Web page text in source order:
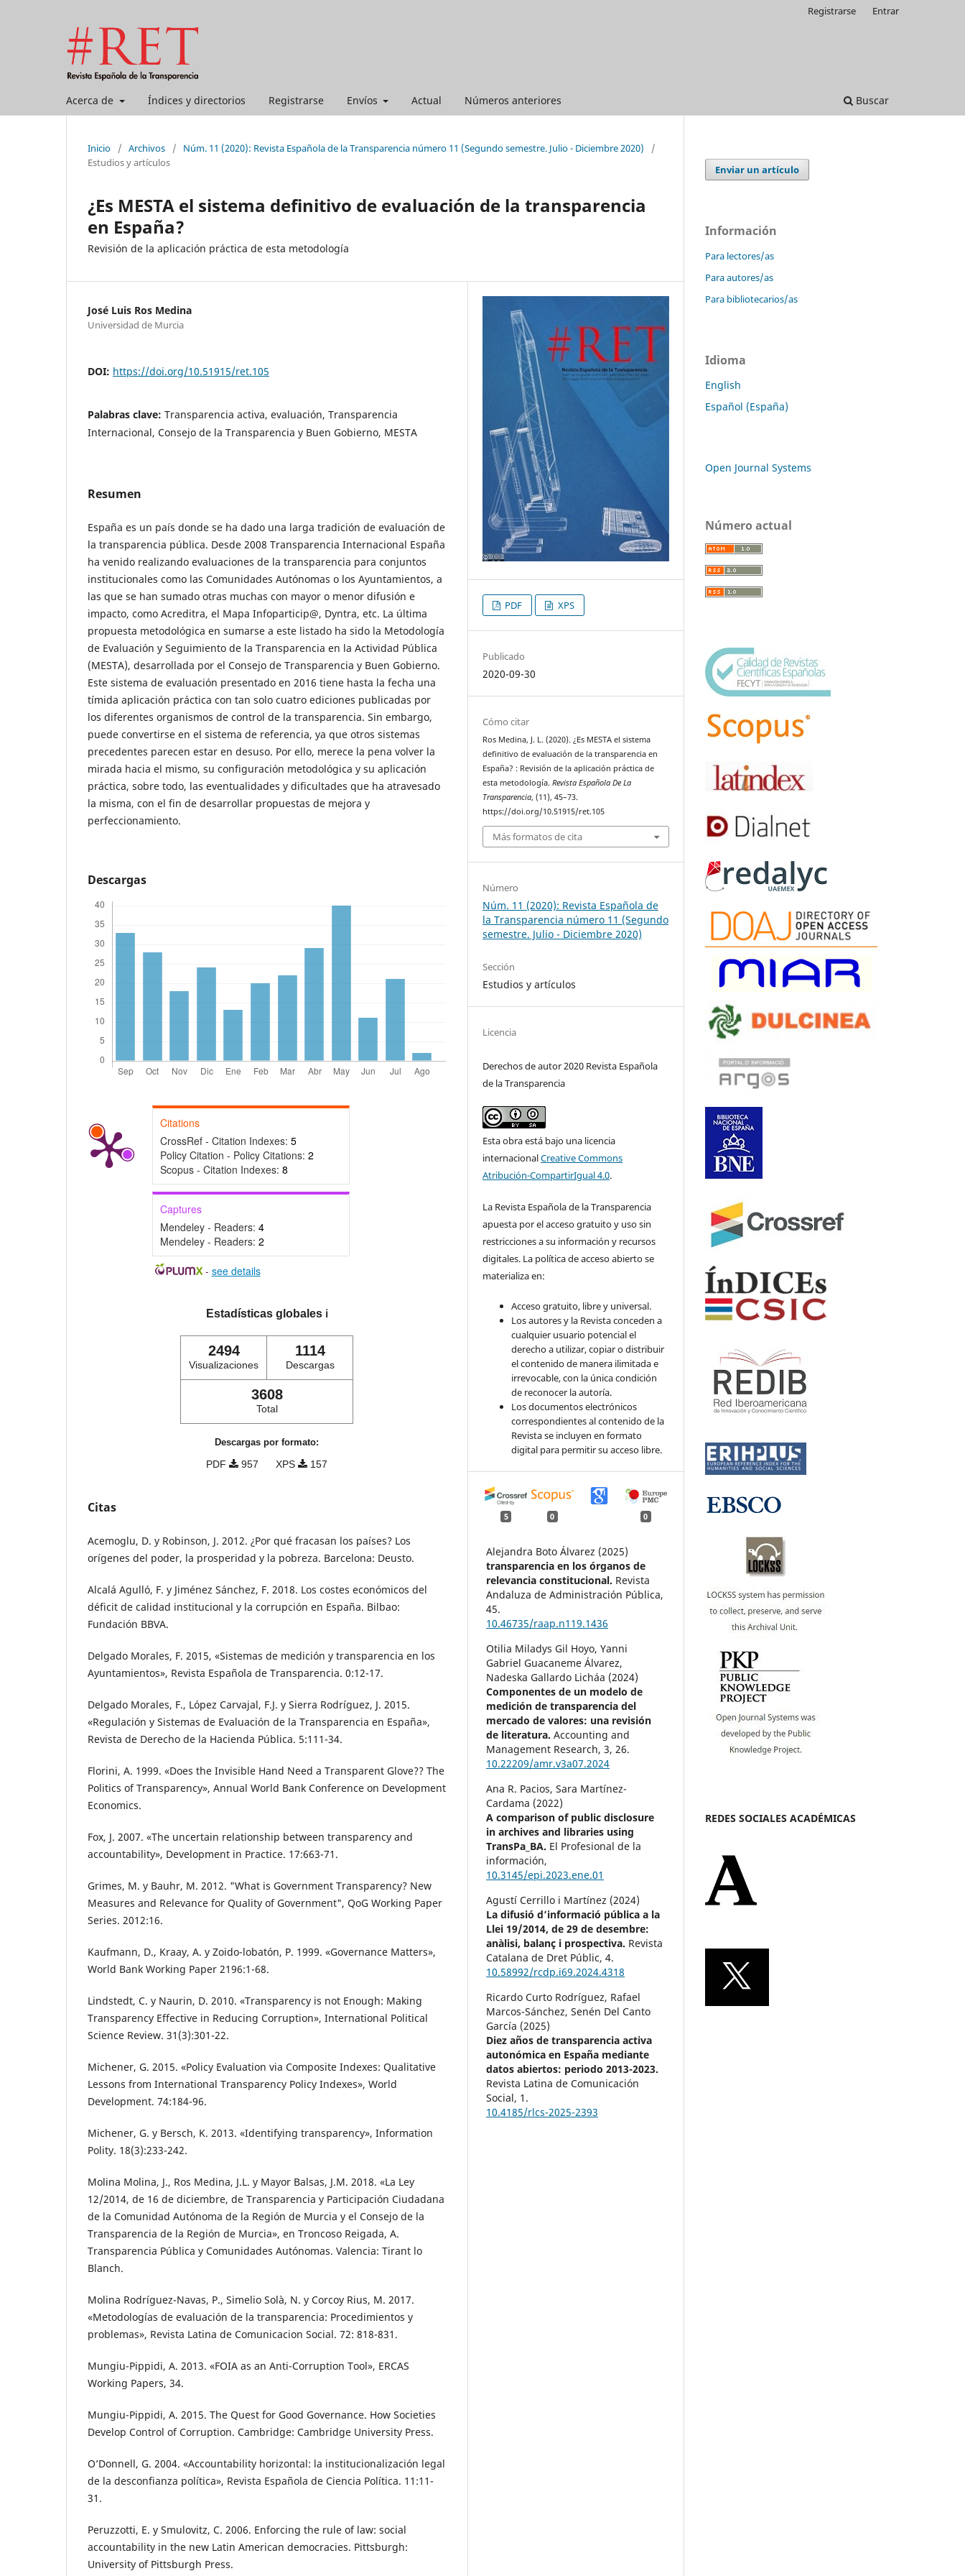
Acerca de Índices y directorios Registrarse Envíos Actual Números anteriores Buscar
Registrarse Entrar
Inicio / Archivos / Núm. 11 (2020): Revista Española de la Transparencia número 11 (Segundo semestre. Julio - Diciembre 2020)
/
Estudios y artículos
¿Es MESTA el sistema definitivo de evaluación de la transparencia
en España?
Revisión de la aplicación práctica de esta metodología
José Luis Ros Medina
Universidad de Murcia
DOI: https://doi.org/10.51915/ret.105
Palabras clave: Transparencia activa, evaluación, Transparencia
Internacional, Consejo de la Transparencia y Buen Gobierno, MESTA
Resumen
España es un país donde se ha dado una larga tradición de evaluación de
la transparencia pública. Desde 2008 Transparencia Internacional España
ha venido realizando evaluaciones de la transparencia para conjuntos
institucionales como las Comunidades Autónomas o los Ayuntamientos, a
las que se han sumado otras muchas con mayor o menor difusión e
impacto, como Acreditra, el Mapa Infoparticip@, Dyntra, etc. La última
propuesta metodológica en sumarse a este listado ha sido la Metodología
de Evaluación y Seguimiento de la Transparencia en la Actividad Pública
(MESTA), desarrollada por el Consejo de Transparencia y Buen Gobierno.
Este sistema de evaluación presentado en 2016 tiene hasta la fecha una
tímida aplicación práctica con tan solo cuatro ediciones publicadas por
los diferentes organismos de control de la transparencia. Sin embargo,
puede convertirse en el sistema de referencia, ya que otros sistemas
precedentes parecen estar en desuso. Por ello, merece la pena volver la
mirada hacia el mismo, su configuración metodológica y su aplicación
práctica, sobre todo, las eventualidades y dificultades que ha atravesado
la misma, con el fin de desarrollar propuestas de mejora y
perfeccionamiento.
Descargas
Citations
CrossRef - Citation Indexes: 5
Policy Citation - Policy Citations: 2
Scopus - Citation Indexes: 8
Captures
Mendeley - Readers: 4
Mendeley - Readers: 2
- see details
Estadísticas globales ℹ️
2494
Visualizaciones
1114
Descargas
3608
Total
Descargas por formato:
PDF 957 XPS 157
Citas
Acemoglu, D. y Robinson, J. 2012. ¿Por qué fracasan los países? Los
orígenes del poder, la prosperidad y la pobreza. Barcelona: Deusto.
Alcalá Agulló, F. y Jiménez Sánchez, F. 2018. Los costes económicos del
déficit de calidad institucional y la corrupción en España. Bilbao:
Fundación BBVA.
Delgado Morales, F. 2015, «Sistemas de medición y transparencia en los
Ayuntamientos», Revista Española de Transparencia. 0:12-17.
Delgado Morales, F., López Carvajal, F.J. y Sierra Rodríguez, J. 2015.
«Regulación y Sistemas de Evaluación de la Transparencia en España»,
Revista de Derecho de la Hacienda Pública. 5:111-34.
Florini, A. 1999. «Does the Invisible Hand Need a Transparent Glove?? The
Politics of Transparency», Annual World Bank Conference on Development
Economics.
Fox, J. 2007. «The uncertain relationship between transparency and
accountability», Development in Practice. 17:663-71.
Grimes, M. y Bauhr, M. 2012. "What is Government Transparency? New
Measures and Relevance for Quality of Government", QoG Working Paper
Series. 2012:16.
Kaufmann, D., Kraay, A. y Zoido-lobatón, P. 1999. «Governance Matters»,
World Bank Working Paper 2196:1-68.
Lindstedt, C. y Naurin, D. 2010. «Transparency is not Enough: Making
Transparency Effective in Reducing Corruption», International Political
Science Review. 31(3):301-22.
Michener, G. 2015. «Policy Evaluation via Composite Indexes: Qualitative
Lessons from International Transparency Policy Indexes», World
Development. 74:184-96.
Michener, G. y Bersch, K. 2013. «Identifying transparency», Information
Polity. 18(3):233-242.
Molina Molina, J., Ros Medina, J.L. y Mayor Balsas, J.M. 2018. «La Ley
12/2014, de 16 de diciembre, de Transparencia y Participación Ciudadana
de la Comunidad Autónoma de la Región de Murcia y el Consejo de la
Transparencia de la Región de Murcia», en Troncoso Reigada, A.
Transparencia Pública y Comunidades Autónomas. Valencia: Tirant lo
Blanch.
Molina Rodríguez-Navas, P., Simelio Solà, N. y Corcoy Rius, M. 2017.
«Metodologías de evaluación de la transparencia: Procedimientos y
problemas», Revista Latina de Comunicacion Social. 72: 818-831.
Mungiu-Pippidi, A. 2013. «FOIA as an Anti-Corruption Tool», ERCAS
Working Papers, 34.
Mungiu-Pippidi, A. 2015. The Quest for Good Governance. How Societies
Develop Control of Corruption. Cambridge: Cambridge University Press.
O’Donnell, G. 2004. «Accountability horizontal: la institucionalización legal
de la desconfianza política», Revista Española de Ciencia Política. 11:11-
31.
Peruzzotti, E. y Smulovitz, C. 2006. Enforcing the rule of law: social
accountability in the new Latin American democracies. Pittsburgh:
University of Pittsburgh Press.
PDF XPS
Publicado
2020-09-30
Cómo citar
Ros Medina, J. L. (2020). ¿Es MESTA el sistema
definitivo de evaluación de la transparencia en
España? : Revisión de la aplicación práctica de
esta metodología.Revista Española De La
Transparencia, (11), 45–73.
https://doi.org/10.51915/ret.105
Más formatos de cita
Número
Núm. 11 (2020): Revista Española de
la Transparencia número 11 (Segundo
semestre. Julio - Diciembre 2020)
Sección
Estudios y artículos
Licencia
Derechos de autor 2020 Revista Española
de la Transparencia
Esta obra está bajo una licencia
internacionalCreative Commons
Atribución-CompartirIgual 4.0.
La Revista Española de la Transparencia
apuesta por el acceso gratuito y uso sin
restricciones a su información y recursos
digitales. La política de acceso abierto se
materializa en:
Acceso gratuito, libre y universal.
Los autores y la Revista conceden a
cualquier usuario potencial el
derecho a utilizar, copiar o distribuir
el contenido de manera ilimitada e
irrevocable, con la única condición
de reconocer la autoría.
Los documentos electrónicos
correspondientes al contenido de la
Revista se incluyen en formato
digital para permitir su acceso libre.
5 0 0
Alejandra Boto Álvarez (2025)
transparencia en los órganos de
relevancia constitucional. Revista
Andaluza de Administración Pública,
45.
10.46735/raap.n119.1436
Otilia Miladys Gil Hoyo, Yanni
Gabriel Guacaneme Álvarez,
Nadeska Gallardo Licháa (2024)
Componentes de un modelo de
medición de transparencia del
mercado de valores: una revisión
de literatura.Accounting and
Management Research,3,26.
10.22209/amr.v3a07.2024
Ana R. Pacios, Sara Martínez-
Cardama (2022)
A comparison of public disclosure
in archives and libraries using
TransPa_BA. El Profesional de la
información,
10.3145/epi.2023.ene.01
Agustí Cerrillo i Martínez (2024)
La difusió d’informació pública a la
Llei 19/2014, de 29 de desembre:
anàlisi, balanç i prospectiva. Revista
Catalana de Dret Públic,4.
10.58992/rcdp.i69.2024.4318
Ricardo Curto Rodríguez, Rafael
Marcos-Sánchez, Senén Del Canto
García (2025)
Diez años de transparencia activa
autonómica en España mediante
datos abiertos: periodo 2013-2023.
Revista Latina de Comunicación
Social, 1.
10.4185/rlcs-2025-2393
Enviar un artículo
Información
Para lectores/as
Para autores/as
Para bibliotecarios/as
Idioma
English
Español (España)
Open Journal Systems
Número actual
REDES SOCIALES ACADÉMICAS